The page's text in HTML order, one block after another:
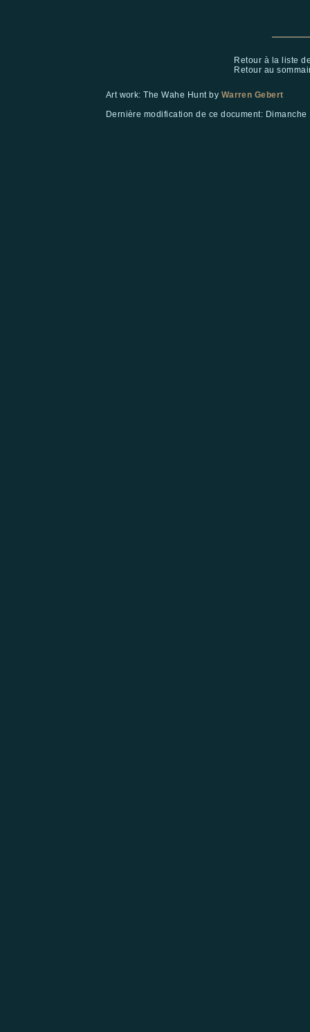
Retour à la liste
Retour au
Art work: The Wahe Hunt by Warren Gebert
Dernière modification de ce document: